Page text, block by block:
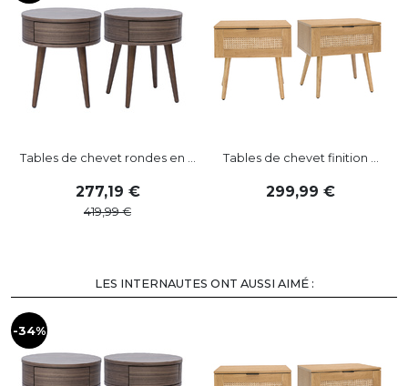
Tables de chevet rondes en ...
277,19
419,99
Tables de chevet finition ...
299,99
LES INTERNAUTES ONT AUSSI AIMÉ :
-34%